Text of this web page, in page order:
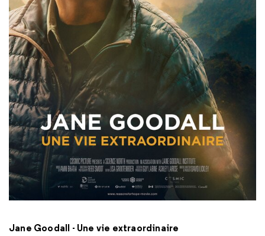
Jane Goodall - Une vie extraordinaire